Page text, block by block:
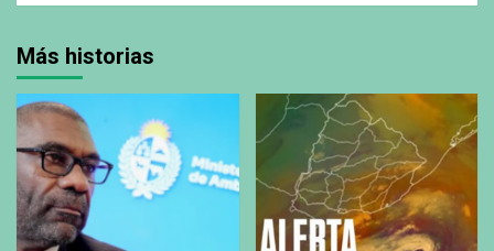
Más historias